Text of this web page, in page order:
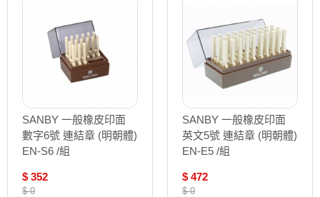
SANBY 一般橡皮印面
數字6號 連結章 (明朝體)
EN-S6 /組
$ 352
$ 0
SANBY 一般橡皮印面
英文5號 連結章 (明朝體)
EN-E5 /組
$ 472
$ 0